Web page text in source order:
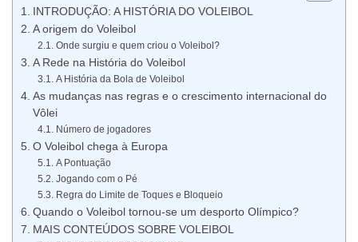
INTRODUÇÃO: A HISTÓRIA DO VOLEIBOL
A origem do Voleibol
Onde surgiu e quem criou o Voleibol?
A Rede na História do Voleibol
A História da Bola de Voleibol
As mudanças nas regras e o crescimento internacional do
Vôlei
Número de jogadores
O Voleibol chega à Europa
A Pontuação
Jogando com o Pé
Regra do Limite de Toques e Bloqueio
Quando o Voleibol tornou-se um desporto Olímpico?
MAIS CONTEÚDOS SOBRE VOLEIBOL